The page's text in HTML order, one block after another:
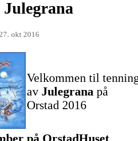
27. okt 2016
Velkommen til
av Julegrana på
Orstad 2016